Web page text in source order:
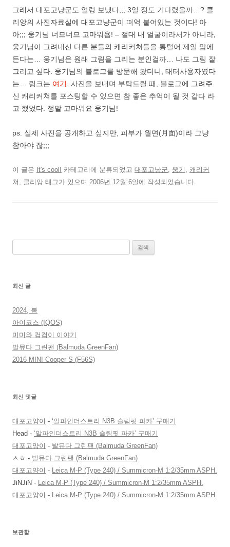
그래서 대포고냥군도 얼렁 보냈다;;; 3일 정도 기다렸을까…? 클
리앙의 사진자료실에 대포고냥군이 떠억 붙어있는 것이다! 아
아;;; 웅기님 너므너므 고마워욥! – 절대 내 얼굴이라서가 아니라,
웅기님이 그려내신 다른 분들의 캐리커쳐들을 통털어 제일 맘에
든다는… 웅기님은 원래 그림을 그리는 분인걸까… 나도 그림 잘
그리고 싶다. 웅기님의 블로그를 방문해 봤더니, 태터사용자였다
는… 링크는 여기
. 사진을 보내며 부탁드릴 때, 블로그에 그려주
신 캐리커쳐를 포스팅할 수 있으면 참 좋은 추억이 될 것 같다 라
고 했었다. 정말 고마워요 웅기님!
ps. 실제 사진을 공개하고 싶지만, 피부가 월면(月面)이라 그냥
참아야 잖;;;
이 글은 It's cool! 카테고리에 분류되었고 대포고냥군 웅기
캐리커
쳐
클리앙 태그가 있으며 2006년 12월 6일에 작성되었습니다.
최신 글
2024, 봄
아이코스 (IQOS)
미미와 컴컴이 이야기
발뮤다 그린팬 (Balmuda GreenFan)
2016 MINI Cooper S (F56S)
최신 댓글
대포고양이 - ‘알파인더스트리 N3B 슬림핏 파카’ 구매기
Head - ‘알파인더스트리 N3B 슬림핏 파카’ 구매기
대포고양이 - 발뮤다 그린팬 (Balmuda GreenFan)
ㅅㅎ - 발뮤다 그린팬 (Balmuda GreenFan)
대포고양이 -
Leica M-P (Type 240) / Summicron-M 1:2/35mm ASPH.
JiNJiN -
Leica M-P (Type 240) / Summicron-M 1:2/35mm ASPH.
대포고양이 - Leica M-P (Type 240) / Summicron-M 1:2/35mm ASPH.
보관함